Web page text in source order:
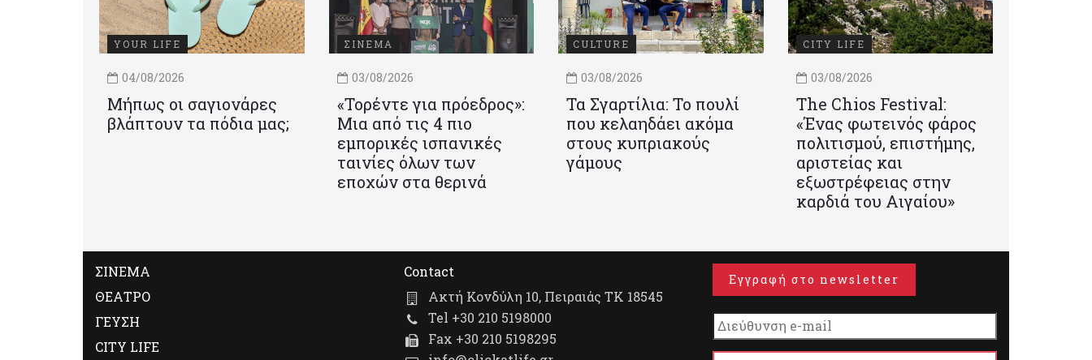
YOUR LIFE
04/08/2026
Μήπως οι σαγιονάρες
βλάπτουν τα πόδια μας;
ΣΙΝΕΜΑ
03/08/2026
«Τορέντε για πρόεδρος»:
Mια από τις 4 πιο
εμπορικές ισπανικές
ταινίες όλων των
εποχών στα θερινά
CULTURE
03/08/2026
Τα Σγαρτίλια: Το πουλί
που κελαηδάει ακόμα
στους κυπριακούς
γάμους
CITY LIFE
03/08/2026
Τhe Chios Festival:
«Ένας φωτεινός φάρος
πολιτισμού, επιστήμης,
αριστείας και
εξωστρέφειας στην
καρδιά του Αιγαίου»
ΣΙΝΕΜΑ
ΘΕΑΤΡΟ
ΓΕΥΣΗ
CITY LIFE
Contact
Ακτή Κονδύλη 10, Πειραιάς ΤΚ 18545
Tel +30 210 5198000
Fax +30 210 5198295
Εγγραφή στο newsletter